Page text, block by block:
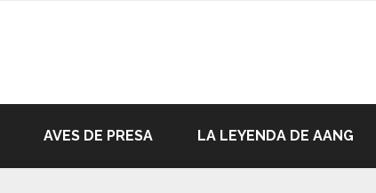
AVES DE PRESA LA LEYENDA DE AANG